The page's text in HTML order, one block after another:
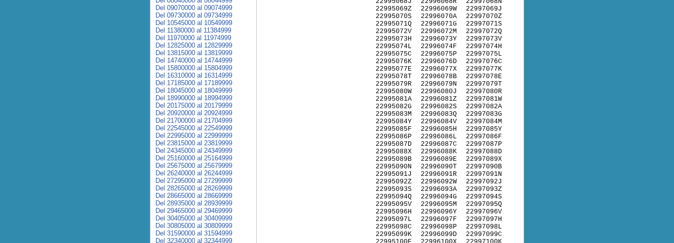
22995069Z
22995070S
22995071Q
22995072V
22995073H
22995074L
22995075C
22995076K
22995077E
22995078T
22995079R
22995080W
22995081A
22995082G
22995083M
22995084Y
22995085F
22995086P
22995087D
22995088X
22995089B
22995090N
22995091J
22995092Z
22995093S
22995094Q
22995095V
22995096H
22995097L
22995098C
22995099K
22996069W
22996070A
22996071G
22996072M
22996073Y
22996074F
22996075P
22996076D
22996077X
22996078B
22996079N
22996080J
22996081Z
22996082S
22996083Q
22996084V
22996085H
22996086L
22996087C
22996088K
22996089E
22996090T
22996091R
22996092W
22996093A
22996094G
22996095M
22996096Y
22996097F
22996098P
22996099D
22997069J
22997070Z
22997071S
22997072Q
22997073V
22997074H
22997075L
22997076C
22997077K
22997078E
22997079T
22997080R
22997081W
22997082A
22997083G
22997084M
22997085Y
22997086F
22997087P
22997088D
22997089X
22997090B
22997091N
22997092J
22997093Z
22997094S
22997095Q
22997096V
22997097H
22997098L
22997099C
Del 09070000 al 09074999
Del 09730000 al 09734999
Del 10545000 al 10549999
Del 11380000 al 11384999
Del 11970000 al 11974999
Del 12825000 al 12829999
Del 13815000 al 13819999
Del 14740000 al 14744999
Del 15800000 al 15804999
Del 16310000 al 16314999
Del 17185000 al 17189999
Del 18045000 al 18049999
Del 18990000 al 18994999
Del 20175000 al 20179999
Del 20920000 al 20924999
Del 21700000 al 21704999
Del 22545000 al 22549999
Del 22995000 al 22999999
Del 23815000 al 23819999
Del 24345000 al 24349999
Del 25160000 al 25164999
Del 25675000 al 25679999
Del 26240000 al 26244999
Del 27295000 al 27299999
Del 28265000 al 28269999
Del 28665000 al 28669999
Del 28935000 al 28939999
Del 29465000 al 29469999
Del 30405000 al 30409999
Del 30805000 al 30809999
Del 31590000 al 31594999
Del 32340000 al 32344999